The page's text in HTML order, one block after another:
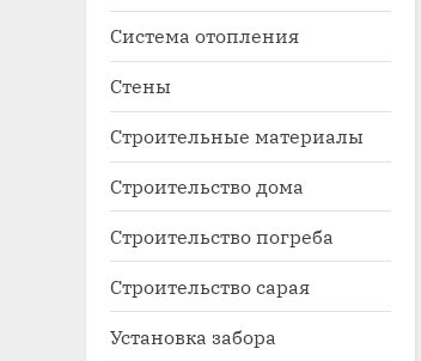
Система отопления
Стены
Строительные материалы
Строительство дома
Строительство погреба
Строительство сарая
Установка забора